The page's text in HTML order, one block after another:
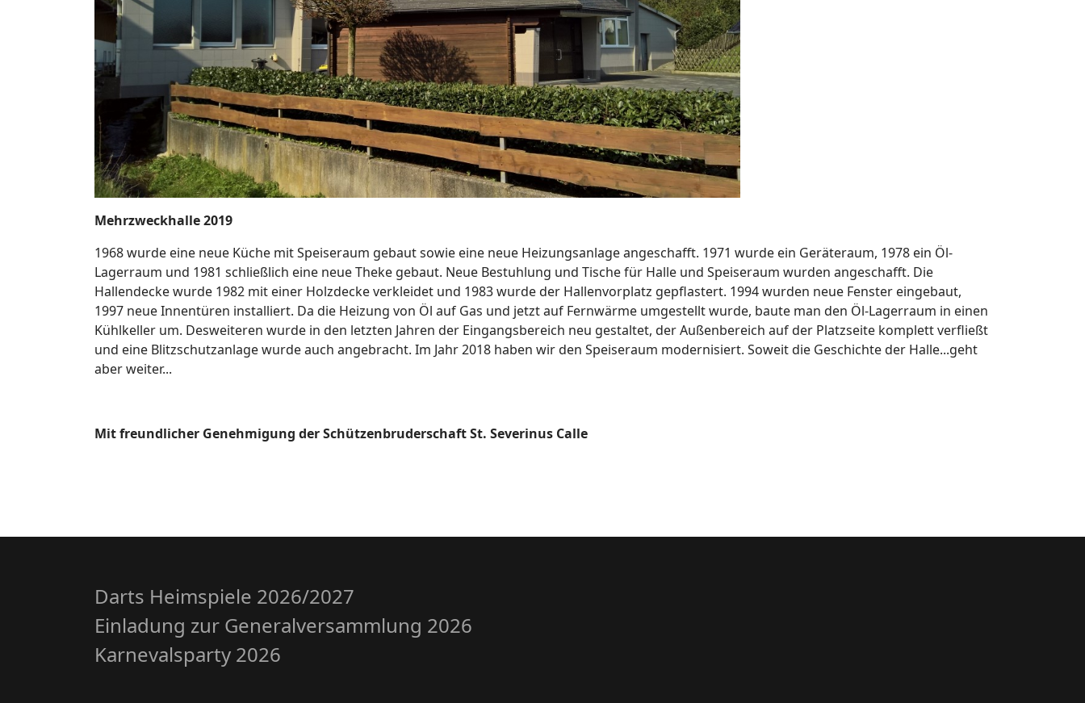
Mehrzweckhalle 2019
1968 wurde eine neue Küche mit Speiseraum gebaut sowie eine neue Heizungsanlage angeschafft. 1971 wurde ein Geräteraum, 1978 ein Öl-
Lagerraum und 1981 schließlich eine neue Theke gebaut. Neue Bestuhlung und Tische für Halle und Speiseraum wurden angeschafft. Die
Hallendecke wurde 1982 mit einer Holzdecke verkleidet und 1983 wurde der Hallenvorplatz gepflastert. 1994 wurden neue Fenster eingebaut,
1997 neue Innentüren installiert. Da die Heizung von Öl auf Gas und jetzt auf Fernwärme umgestellt wurde, baute man den Öl-Lagerraum in einen
Kühlkeller um. Desweiteren wurde in den letzten Jahren der Eingangsbereich neu gestaltet, der Außenbereich auf der Platzseite komplett verfließt
und eine Blitzschutzanlage wurde auch angebracht. Im Jahr 2018 haben wir den Speiseraum modernisiert. Soweit die Geschichte der Halle...geht
aber weiter...
Mit freundlicher Genehmigung der Schützenbruderschaft St. Severinus Calle
Darts Heimspiele 2026/2027
Einladung zur Generalversammlung 2026
Karnevalsparty 2026